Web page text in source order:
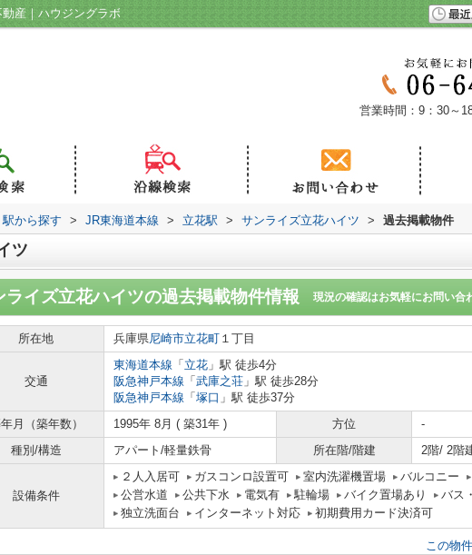
産｜ハウジングラボ
営業時間：9：30～
から探す > JR東海道本線 > 立花駅 > サンライズ立花ハイツ > 過去掲載物件
ツ
ライズ立花ハイツの過去掲載物件情報 現況の確認はお気軽にお問い合
所在地 兵庫県尼崎市立花町 １丁目
交通
東海道本線 「 立花 」駅 徒歩4分
阪急神戸本線 「 武庫之荘 」駅 徒歩28分
阪急神戸本線 「 塚口 」駅 徒歩37分
月（築年数）
1995年 8月 ( 築31年 ) 方位
-
種別/構造
アパート/軽量鉄骨 所在階/階建 2階/ 2階
設備条件
２人入居可 ガスコンロ設置可 室内洗濯機置場 バルコニー
公営水道
公共下水 電気有 駐輪場 バイク置場あり
バス
独立洗面台
インターネット対応 初期費用カード決済可
この物